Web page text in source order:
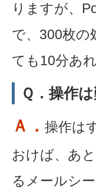
りますが、
で、300枚の
ても10分あ
Ｑ．操作
Ａ． 操作は
おけば、あ
るメールシ